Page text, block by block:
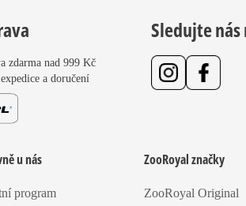
zdarma nad 999 Kč
a doručení
Sledujte nás
u nás
program
ZooRoyal značky
ZooRoyal Original